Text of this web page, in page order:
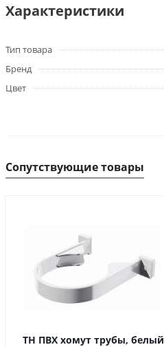
Характеристики
Тип товара
Бренд
Цвет
Сопутствующие товары
ТН ПВХ хомут трубы, белый